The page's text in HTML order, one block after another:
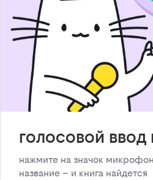
голосовой ввод
нажмите на значок
название – и книга найдется